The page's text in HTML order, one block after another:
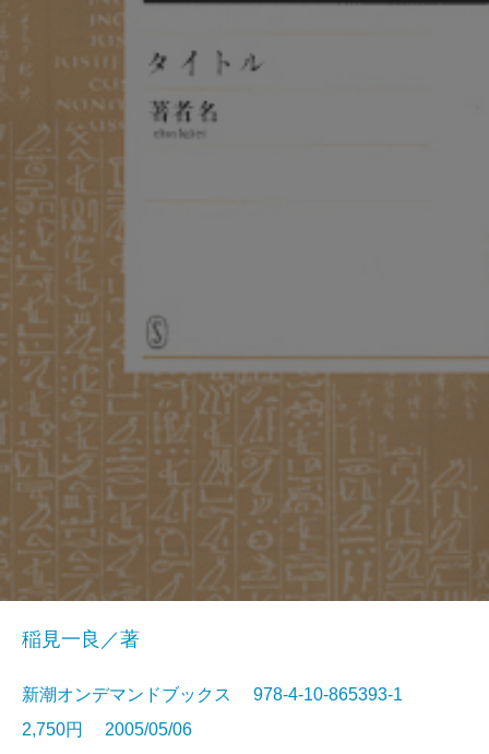
稲見一良／著
新潮オンデマンドブックス 978-4-10-865393-1
2,750円 2005/05/06